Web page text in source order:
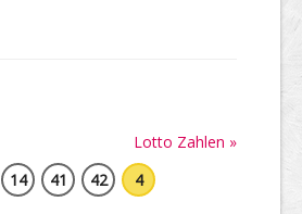
Lotto Zahlen »
14 41 42 4